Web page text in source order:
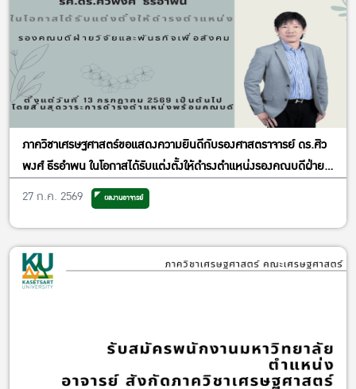
ภาควิชาเศรษฐศาสตร์ขอแสดงความยินดีกับรองศาสตราจารย์ ดร.ศิว
พงศ์ ธีรอำพน ในโอกาสได้รับแต่งตั้งให้ดำรงตำแหน่งรองคณบดีฝ่าย
วิจัยและพันธกิจเพื่อสังคม
27 ก.ค. 2569 ผลงานอาจารย์